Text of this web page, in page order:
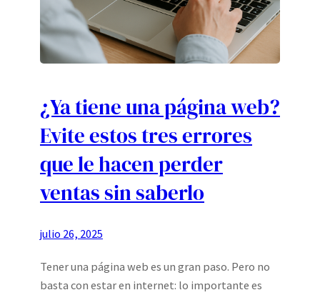
¿Ya tiene una página web?
Evite estos tres errores
que le hacen perder
ventas sin saberlo
julio 26, 2025
Tener una página web es un gran paso. Pero no
basta con estar en internet: lo importante es